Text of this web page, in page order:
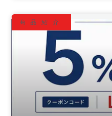
商品紹介